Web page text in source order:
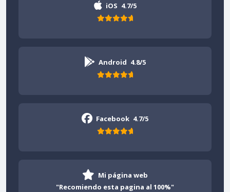
iOS 4.7/5
Android 4.8/5
Facebook 4.7/5
Mi página web
"Recomiendo esta pagina al 100%"